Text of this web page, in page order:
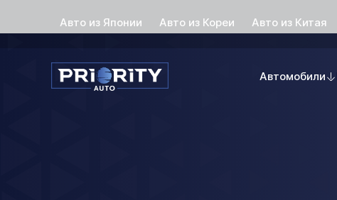
Авто из Японии Авто из Кореи Авто из Китая
Автомобили